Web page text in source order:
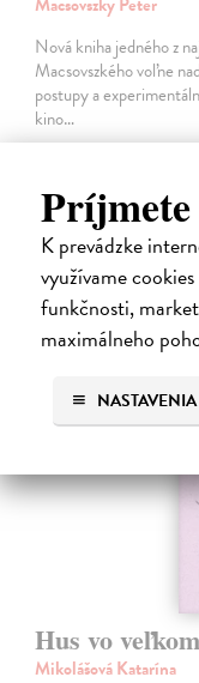
Príjmete
K prevádzke
využívame
funkčnosti,
maximálneho
NASTAVENIA
Nová kniha jedného z
Macsovszkého voľne
postupy a
kino…
15,00 € ?
Na sklade
na sklade
Hus vo
Mikolášová Katarína